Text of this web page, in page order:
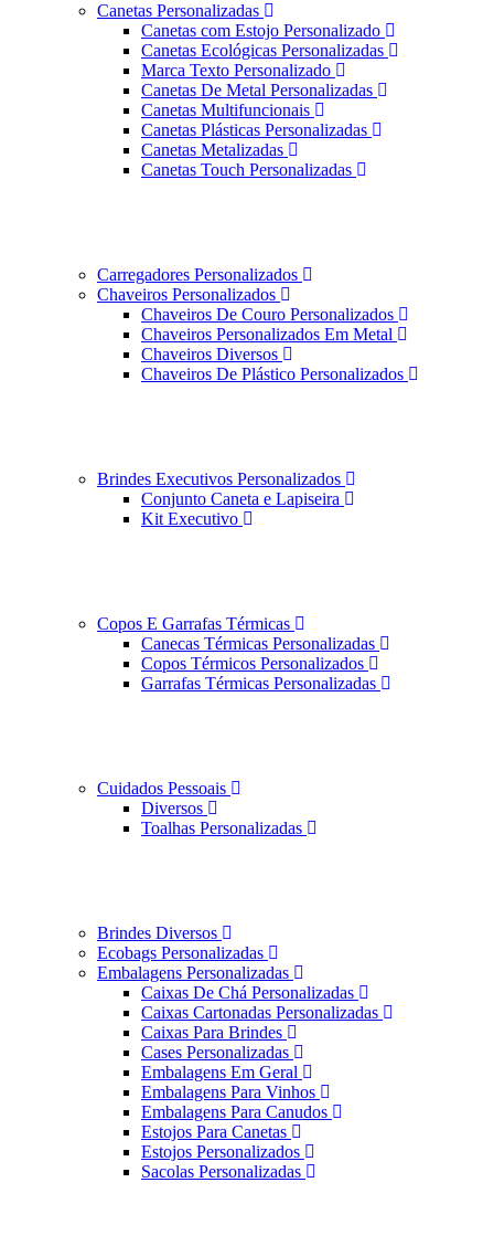
Canetas Personalizadas
Canetas com Estojo Personalizado
Canetas Ecológicas Personalizadas
Marca Texto Personalizado
Canetas De Metal Personalizadas
Canetas Multifuncionais
Canetas Plásticas Personalizadas
Canetas Metalizadas
Canetas Touch Personalizadas
Carregadores Personalizados
Chaveiros Personalizados
Chaveiros De Couro Personalizados
Chaveiros Personalizados Em Metal
Chaveiros Diversos
Chaveiros De Plástico Personalizados
Brindes Executivos Personalizados
Conjunto Caneta e Lapiseira
Kit Executivo
Copos E Garrafas Térmicas
Canecas Térmicas Personalizadas
Copos Térmicos Personalizados
Garrafas Térmicas Personalizadas
Cuidados Pessoais
Diversos
Toalhas Personalizadas
Brindes Diversos
Ecobags Personalizadas
Embalagens Personalizadas
Caixas De Chá Personalizadas
Caixas Cartonadas Personalizadas
Caixas Para Brindes
Cases Personalizadas
Embalagens Em Geral
Embalagens Para Vinhos
Embalagens Para Canudos
Estojos Para Canetas
Estojos Personalizados
Sacolas Personalizadas